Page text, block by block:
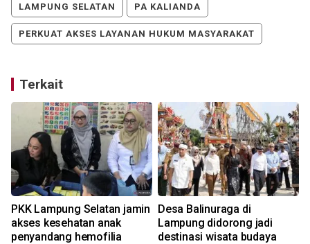
LAMPUNG SELATAN PA KALIANDA
PERKUAT AKSES LAYANAN HUKUM MASYARAKAT
Terkait
PKK Lampung Selatan jamin
akses kesehatan anak
penyandang hemofilia
Desa Balinuraga di
Lampung didorong jadi
destinasi wisata budaya